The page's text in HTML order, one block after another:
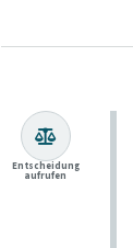
Entscheidung
aufrufen